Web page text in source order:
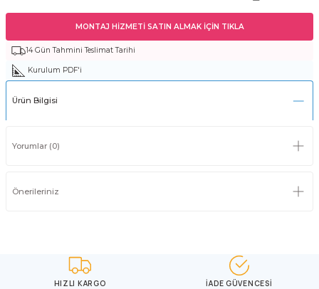
MONTAJ HİZMETİ SATIN ALMAK İÇİN TIKLA
14 Gün Tahmini Teslimat Tarihi
Kurulum PDF'i
Ürün Bilgisi
Yorumlar (0)
Önerileriniz
HIZLI KARGO İADE GÜVENCESİ